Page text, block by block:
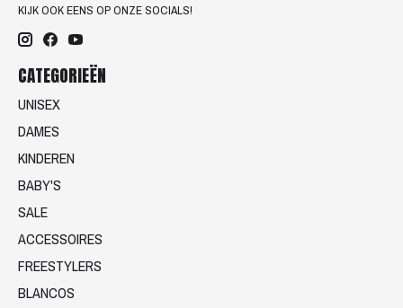
KIJK OOK EENS OP ONZE SOCIALS!
CATEGORIEËN
UNISEX
DAMES
KINDEREN
BABY'S
SALE
ACCESSOIRES
FREESTYLERS
BLANCOS